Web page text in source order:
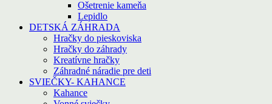
Ošetrenie kameňa
Lepidlo
DETSKÁ ZÁHRADA
Hračky do pieskoviska
Hračky do záhrady
Kreatívne hračky
Záhradné náradie pre deti
SVIEČKY- KAHANCE
Kahance